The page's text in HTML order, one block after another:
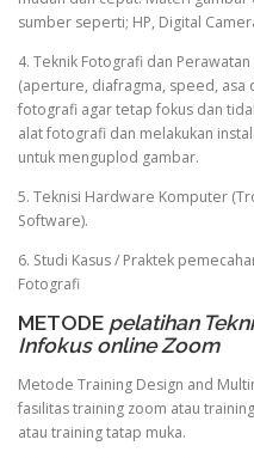
sumber seperti; HP, Digital
4. Teknik Fotografi dan
(aperture, diafragma, speed, asa
fotografi agar tetap fokus dan
alat fotografi dan melakukan
untuk menguplod gambar.
5. Teknisi Hardware Komputer
Software).
6. Studi Kasus / Praktek
Fotografi
METODE pelatihan
Infokus online Zoom
Metode Training Design and
fasilitas training zoom atau
atau training tatap muka.